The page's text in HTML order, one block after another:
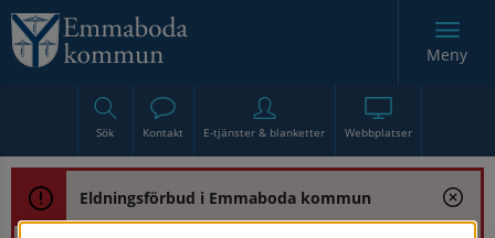
Sök Kontakt E-tjänster & blanketter Webbplatser
Meny
Eldningsförbud i Emmaboda kommun